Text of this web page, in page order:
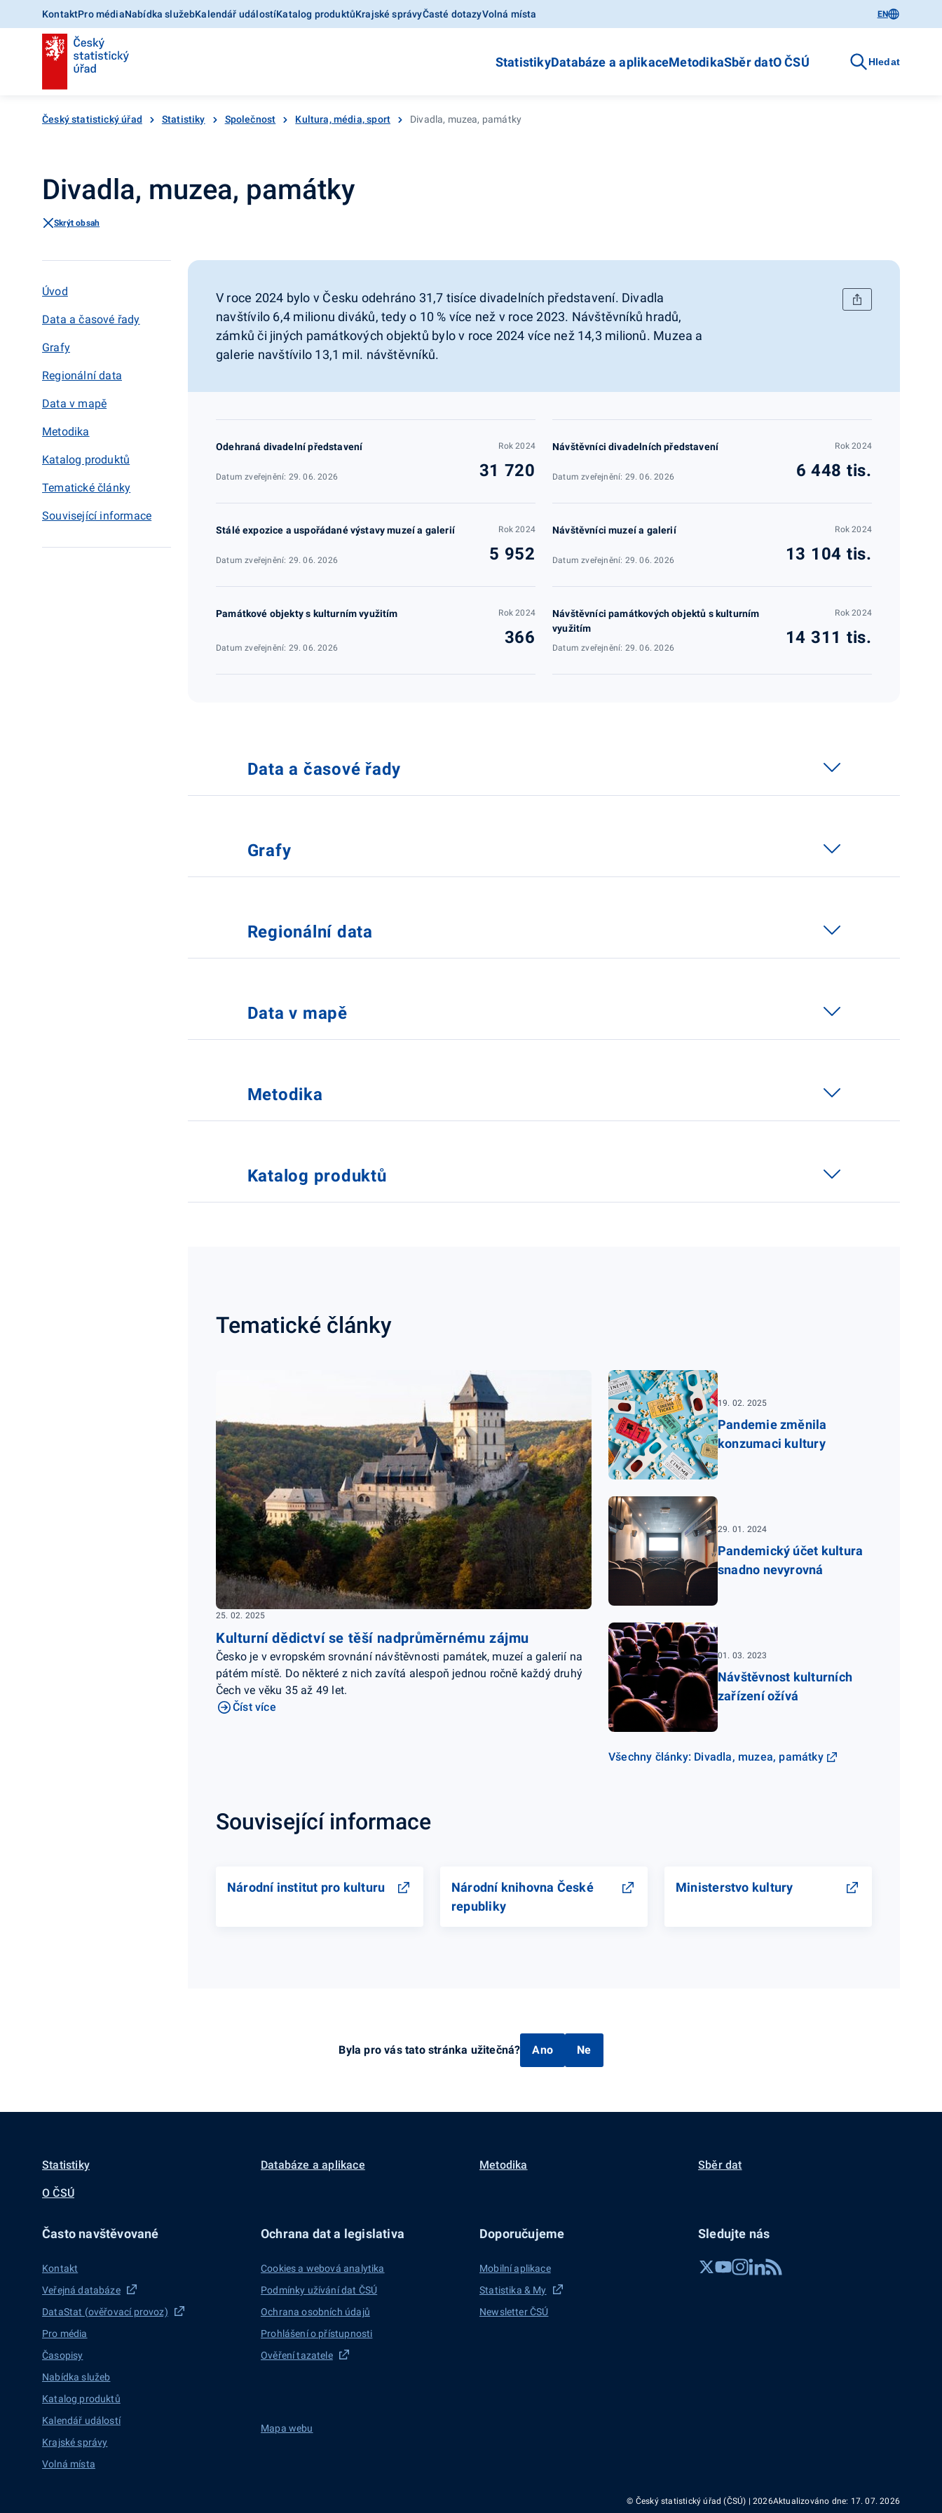
KontaktPro médiaNabídka služebKalendář událostíKatalog produktůKrajské správyČasté dotazyVolná místa EN
StatistikyDatabáze a aplikaceMetodikaSběr datO ČSÚ Hledat
Český statistický úřad Statistiky Společnost Kultura, média, sport Divadla, muzea, památky
Divadla, muzea, památky
Skrýt obsah
Úvod
Data a časové řady
Grafy
Regionální data
Data v mapě
Metodika
Katalog produktů
Tematické články
Související informace
V roce 2024 bylo v Česku odehráno 31,7 tisíce divadelních představení. Divadla
navštívilo 6,4 milionu diváků, tedy o 10 % více než v roce 2023. Návštěvníků hradů,
zámků či jiných památkových objektů bylo v roce 2024 více než 14,3 milionů. Muzea a
galerie navštívilo 13,1 mil. návštěvníků.
Odehraná divadelní představení
Datum zveřejnění: 29. 06. 2026
Rok 2024
31 720
Návštěvníci divadelních představení
Datum zveřejnění: 29. 06. 2026
Rok 2024
6 448 tis.
Stálé expozice a uspořádané výstavy muzeí a galerií
Datum zveřejnění: 29. 06. 2026
Rok 2024
5 952
Návštěvníci muzeí a galerií
Datum zveřejnění: 29. 06. 2026
Rok 2024
13 104 tis.
Památkové objekty s kulturním využitím
Datum zveřejnění: 29. 06. 2026
Rok 2024
366
Návštěvníci památkových objektů s kulturním
využitím
Datum zveřejnění: 29. 06. 2026
Rok 2024
14 311 tis.
Data a časové řady
Grafy
Regionální data
Data v mapě
Metodika
Katalog produktů
Tematické články
25. 02. 2025
Kulturní dědictví se těší nadprůměrnému zájmu
Česko je v evropském srovnání návštěvnosti památek, muzeí a galerií na
pátém místě. Do některé z nich zavítá alespoň jednou ročně každý druhý
Čech ve věku 35 až 49 let.
Číst více
19. 02. 2025
Pandemie změnila
konzumaci kultury
29. 01. 2024
Pandemický účet kultura
snadno nevyrovná
01. 03. 2023
Návštěvnost kulturních
zařízení ožívá
Všechny články: Divadla, muzea, památky
Související informace
Národní institut pro kulturu
Národní knihovna České
republiky
Ministerstvo kultury
Byla pro vás tato stránka užitečná? Ano Ne
Statistiky Databáze a aplikace Metodika Sběr dat
O ČSÚ
Často navštěvované
Kontakt
Veřejná databáze
DataStat (ověřovací provoz)
Pro média
Časopisy
Nabídka služeb
Katalog produktů
Kalendář událostí
Krajské správy
Volná místa
Ochrana dat a legislativa
Cookies a webová analytika
Podmínky užívání dat ČSÚ
Ochrana osobních údajů
Prohlášení o přístupnosti
Ověření tazatele
Mapa webu
Doporučujeme
Mobilní aplikace
Statistika & My
Newsletter ČSÚ
Sledujte nás
© Český statistický úřad (ČSÚ) | 2026Aktualizováno dne: 17. 07. 2026